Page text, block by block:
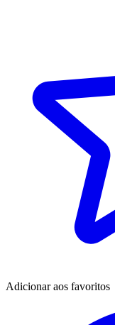
Adicionar aos favoritos